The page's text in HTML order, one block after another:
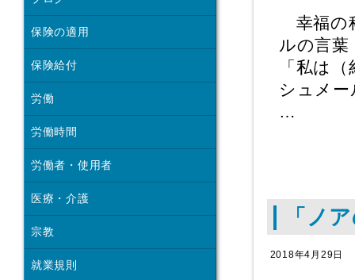
幸福の
ルの言
「私は
シュメ
…
「ノ
2018年4月29日
保険の適用
保険給付
労働
労働時間
労働者・使用者
医療・介護
宗教
就業規則